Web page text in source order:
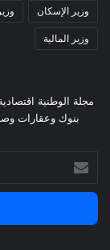
وزير الإسكان
وزير المالية
مجلة الوطنية
بنوك وعقارات
أدخل
بريدك
الإلكتروني